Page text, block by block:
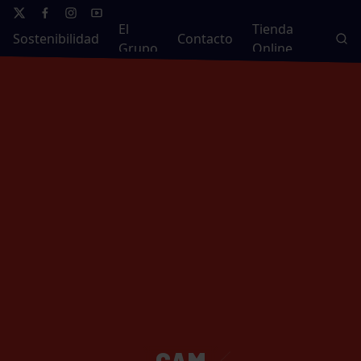
Sostenibilidad
El
Grupo
Contacto
Tienda
Online